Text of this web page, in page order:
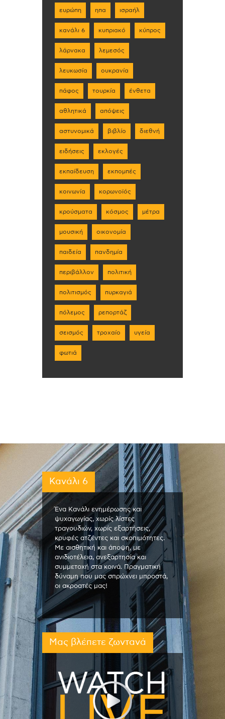
ευρώπη ηπα ισραήλ
κανάλι 6 κυπριακό κύπρος
λάρνακα λεμεσός
λευκωσία ουκρανία
πάφος τουρκία ένθετα
αθλητικά απόψεις
αστυνομικά βιβλίο διεθνή
ειδήσεις εκλογές
εκπαίδευση εκπομπές
κοινωνία κορωνοϊός
κρούσματα κόσμος μέτρα
μουσική οικονομία
παιδεία πανδημία
περιβάλλον πολιτική
πολιτισμός πυρκαγιά
πόλεμος ρεπορτάζ
σεισμός τροχαίο υγεία
φωτιά
Κανάλι 6
Ένα Κανάλι ενημέρωσης και
ψυχαγωγίας, χωρίς λίστες
τραγουδιών, χωρίς εξαρτήσεις,
κρυφές ατζέντες και σκοπιμότητες.
Με αισθητική και άποψη, με
ανιδιοτέλεια, ανεξαρτησία και
συμμετοχή στα κοινά. Πραγματική
δύναμη που μας σπρώχνει μπροστά,
οι ακροατές μας!
Μας βλέπετε ζωντανά